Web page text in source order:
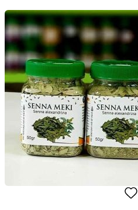
-
Kurani
Digjital
me
laps